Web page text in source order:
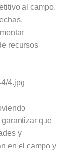
al campo.
recursos
que
y
en el campo y